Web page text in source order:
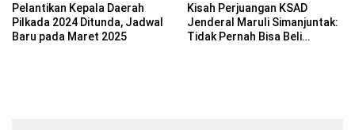
Pelantikan Kepala Daerah
Pilkada 2024 Ditunda, Jadwal
Baru pada Maret 2025
Kisah Perjuangan KSAD
Jenderal Maruli Simanjuntak:
Tidak Pernah Bisa Beli